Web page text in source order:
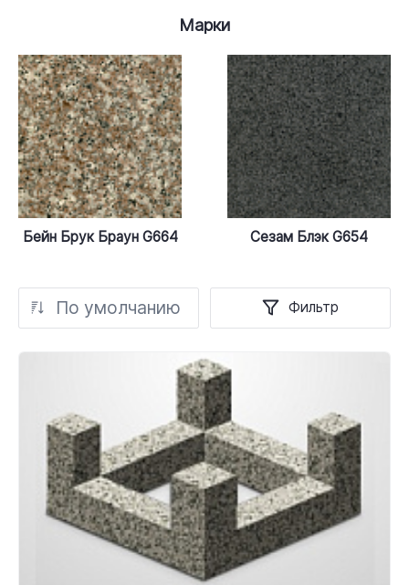
Марки
Бейн Брук Браун G664 Сезам Блэк G654
По умолчанию Фильтр